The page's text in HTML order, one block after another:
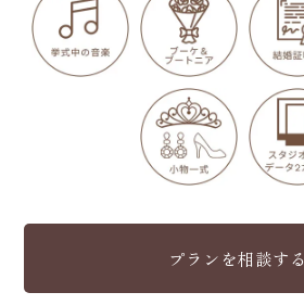
プランを相談する